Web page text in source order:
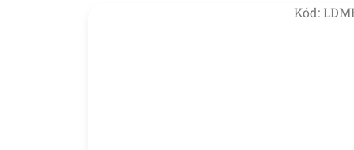
Kód: